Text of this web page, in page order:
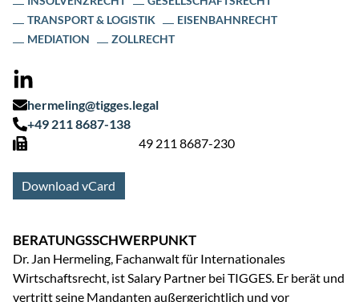
TRANSPORT & LOGISTIK
EISENBAHNRECHT
MEDIATION
ZOLLRECHT
hermeling@tigges.legal
+49 211 8687-138
49 211 8687-230
Download vCard
BERATUNGSSCHWERPUNKT
Dr. Jan Hermeling, Fachanwalt für Internationales
Wirtschaftsrecht, ist Salary Partner bei TIGGES. Er berät und
vertritt seine Mandanten außergerichtlich und vor